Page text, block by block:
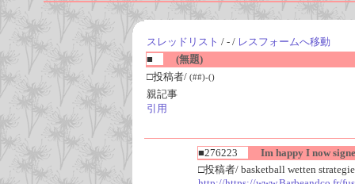
スレッドリスト / - / レスフォームへ移動
■
(無題)
□投稿者/ (##)-()
親記事
引用
■276223
Im happy I now
□投稿者/ basketball wetten